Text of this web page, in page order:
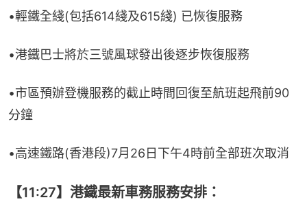
•輕鐵全綫(包括614綫及615綫) 已恢復服務
•港鐵巴士將於三號風球發出後逐步恢復服務
•市區預辦登機服務的截止時間回復至航班起飛前90
分鐘
•高速鐵路(香港段)7月26日下午4時前全部班次取消
【11:27】港鐵最新車務服務安排：